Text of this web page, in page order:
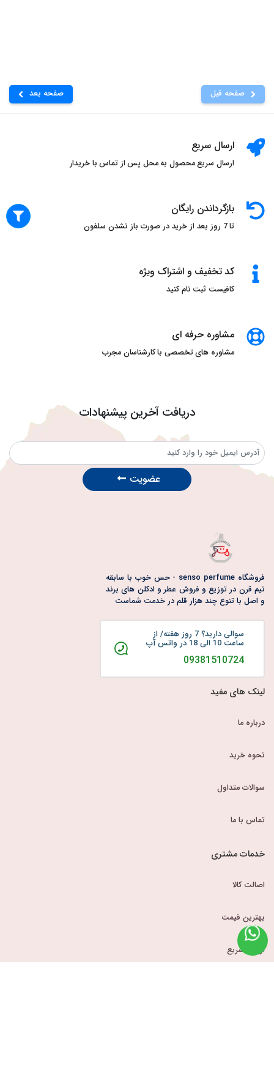
صفحه قبل صفحه بعد
ارسال سریع
ارسال سریع محصول به محل پس از تماس با خریدار
بازگرداندن رایگان
تا 7 روز بعد از خرید در صورت باز نشدن سلفون
کد تخفیف و اشتراک ویژه
کافیست ثبت نام کنید
مشاوره حرفه ای
مشاوره های تخصصی با کارشناسان مجرب
دریافت آخرین پیشنهادات
عضویت
فروشگاه senso perfume - حس خوب با سابقه
نیم قرن در توزیع و فروش عطر و ادکلن های برند
و اصل با تنوع چند هزار قلم در خدمت شماست
سوالی دارید؟ 7 روز هفته/ از
ساعت 10 الی 18 در واتس آپ
09381510724
لینک های مفید
درباره ما
نحوه خرید
سوالات متداول
تماس با ما
خدمات مشتری
اصالت کالا
بهترین قیمت
ارسال سریع